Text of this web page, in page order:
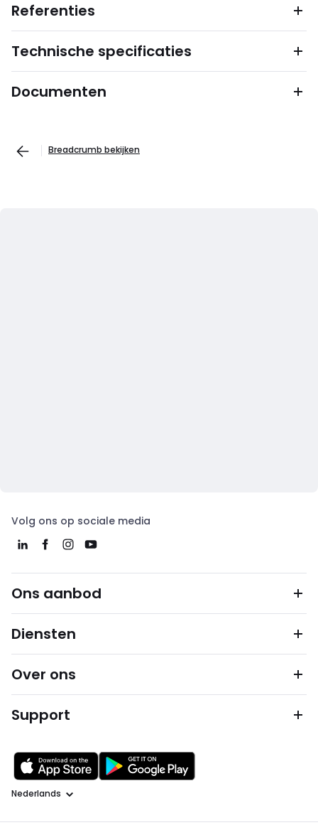
Referenties
Technische specificaties
Documenten
Breadcrumb bekijken
Volg ons op sociale media
Ons aanbod
Diensten
Over ons
Support
Taal